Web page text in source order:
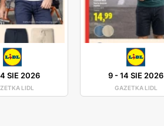
SIE 2026
LIDL
9-14 SIE 2026
GAZETKA LIDL